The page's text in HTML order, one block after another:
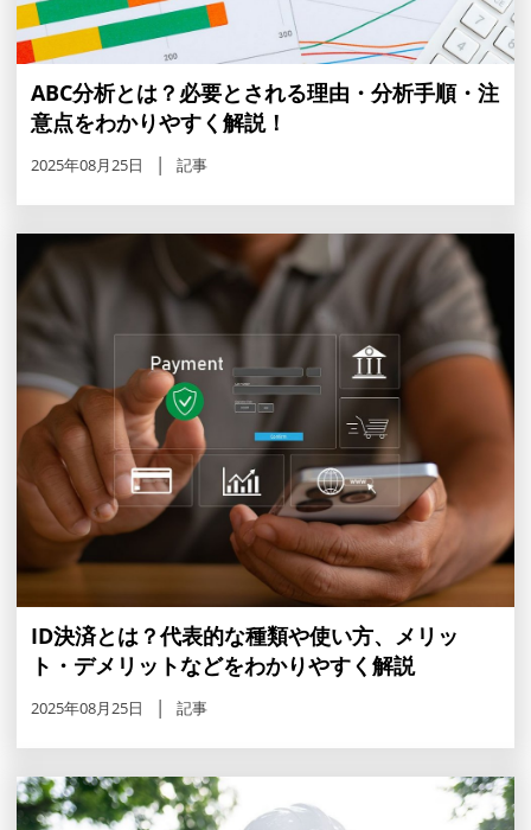
ABC分析とは？必要とされる理由・分析手順・注
意点をわかりやすく解説！
2025年08月25日 記事
ID決済とは？代表的な種類や使い方、メリッ
ト・デメリットなどをわかりやすく解説
2025年08月25日 記事